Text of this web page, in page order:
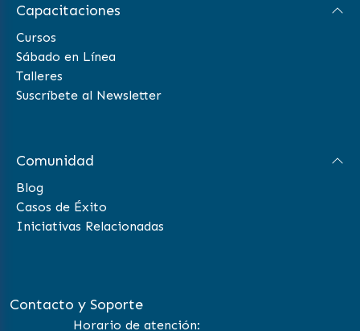
Capacitaciones
Cursos
Sábado en Línea
Talleres
Suscríbete al Newsletter
Comunidad
Blog
Casos de Éxito
Iniciativas Relacionadas
Contacto y Soporte
Horario de atención: